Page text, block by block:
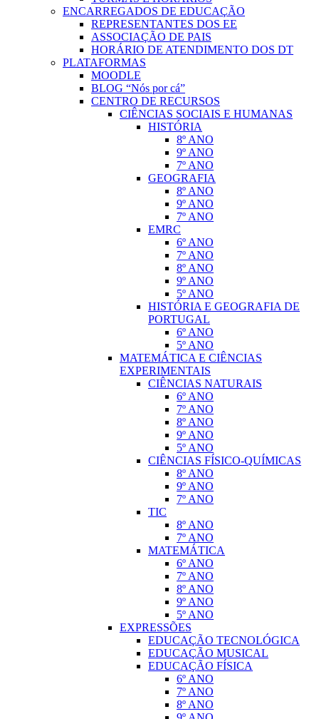
ENCARREGADOS DE EDUCAÇÃO
REPRESENTANTES DOS EE
ASSOCIAÇÃO DE PAIS
HORÁRIO DE ATENDIMENTO DOS DT
PLATAFORMAS
MOODLE
BLOG “Nós por cá”
CENTRO DE RECURSOS
CIÊNCIAS SOCIAIS E HUMANAS
HISTÓRIA
8º ANO
9º ANO
7º ANO
GEOGRAFIA
8º ANO
9º ANO
7º ANO
EMRC
6º ANO
7º ANO
8º ANO
9º ANO
5º ANO
HISTÓRIA E GEOGRAFIA DE
PORTUGAL
6º ANO
5º ANO
MATEMÁTICA E CIÊNCIAS
EXPERIMENTAIS
CIÊNCIAS NATURAIS
6º ANO
7º ANO
8º ANO
9º ANO
5º ANO
CIÊNCIAS FÍSICO-QUÍMICAS
8º ANO
9º ANO
7º ANO
TIC
8º ANO
7º ANO
MATEMÁTICA
6º ANO
7º ANO
8º ANO
9º ANO
5º ANO
EXPRESSÕES
EDUCAÇÃO TECNOLÓGICA
EDUCAÇÃO MUSICAL
EDUCAÇÃO FÍSICA
6º ANO
7º ANO
8º ANO